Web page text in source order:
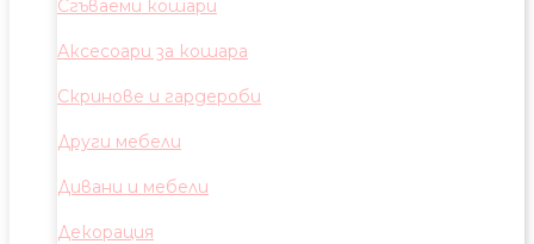
Сгъваеми кошари
Аксесоари за кошара
Скринове и гардероби
Други мебели
Дивани и мебели
Декорация